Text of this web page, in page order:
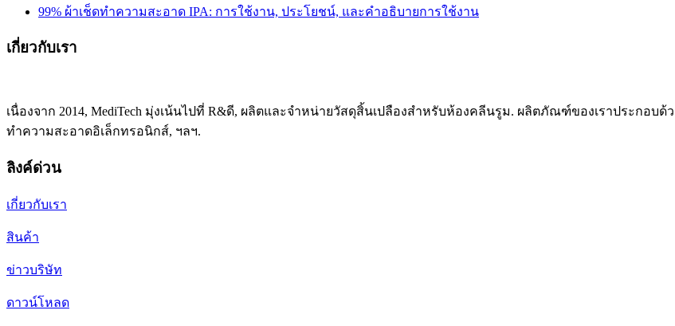
99% ผ้าเช็ดทำความสะอาด IPA: การใช้งาน, ประโยชน์, และคำอธิบายการใช้งาน
เกี่ยวกับเรา
เนื่องจาก 2014, MediTech มุ่งเน้นไปที่ R&ดี, ผลิตและจำหน่ายวัสดุสิ้นเปลืองสำหรับห้องคลีนรูม. ผลิตภัณฑ์ของเราประกอ
ทำความสะอาดอิเล็กทรอนิกส์, ฯลฯ.
ลิงค์ด่วน
เกี่ยวกับเรา
สินค้า
ข่าวบริษัท
ดาวน์โหลด